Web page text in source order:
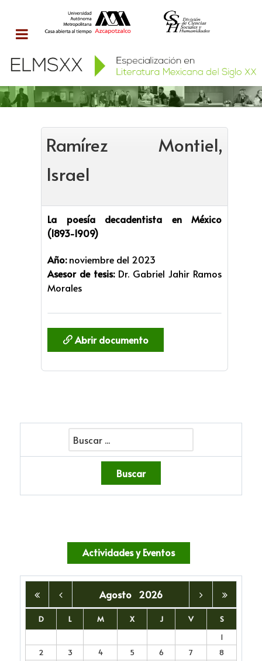
Ramírez Montiel,
Israel
La poesía decadentista en México
(1893-1909)
Año:noviembre del 2023
Asesor de tesis:Dr. Gabriel Jahir Ramos
Morales
Abrir documento
Actividades y Eventos
Agosto 2026
D L M X J V
S
1
2
3 4 5 6 7
8